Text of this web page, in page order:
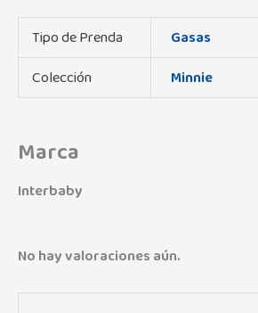
Tipo de Prenda
Gasas
Colección
Minnie
Marca
Interbaby
No hay valoraciones aún.